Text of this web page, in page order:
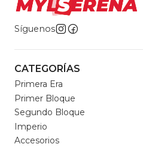
Síguenos
CATEGORÍAS
Primera Era
Primer Bloque
Segundo Bloque
Imperio
Accesorios